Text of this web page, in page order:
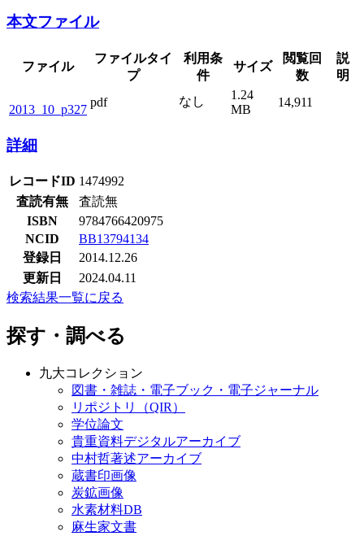
本文ファイル
ファイル
ファイルタイ
プ
利用条
件
サイズ
閲覧回
数
説
明
2013_10_p327
pdf なし
1.24
MB
14,911
詳細
レコードID 1474992
査読有無
査読無
ISBN
9784766420975
NCID
BB13794134
登録日
2014.12.26
更新日
2024.04.11
検索結果一覧に戻る
探す・調べる
九大コレクション
図書・雑誌・電子ブック・電子ジャーナル
リポジトリ（QIR）
学位論文
貴重資料デジタルアーカイブ
中村哲著述アーカイブ
蔵書印画像
炭鉱画像
水素材料DB
麻生家文書